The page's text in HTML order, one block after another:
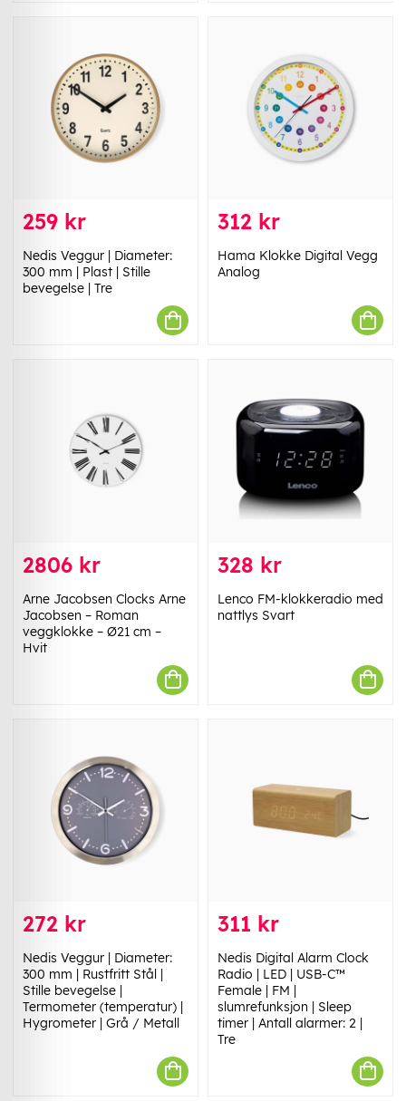
259 kr
Nedis Veggur | Diameter:
300 mm | Plast | Stille
bevegelse | Tre
312 kr
Hama Klokke Digital Vegg
Analog
2806 kr
Arne Jacobsen Clocks Arne
Jacobsen – Roman
veggklokke – Ø21 cm –
Hvit
328 kr
Lenco FM-klokkeradio med
nattlys Svart
272 kr
Nedis Veggur | Diameter:
300 mm | Rustfritt Stål |
Stille bevegelse |
Termometer (temperatur) |
Hygrometer | Grå / Metall
311 kr
Nedis Digital Alarm Clock
Radio | LED | USB-C™
Female | FM |
slumrefunksjon | Sleep
timer | Antall alarmer: 2 |
Tre